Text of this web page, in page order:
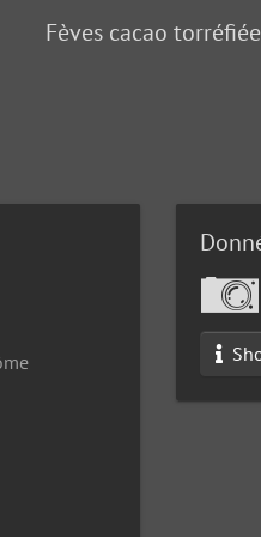
Fèves cacao